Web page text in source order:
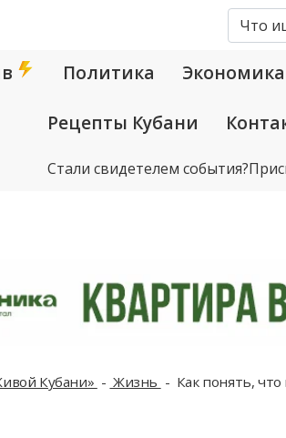
Политика Экономика
Рецепты Кубани
Стали свидетелем события?
Кубани» Жизнь Как понять,